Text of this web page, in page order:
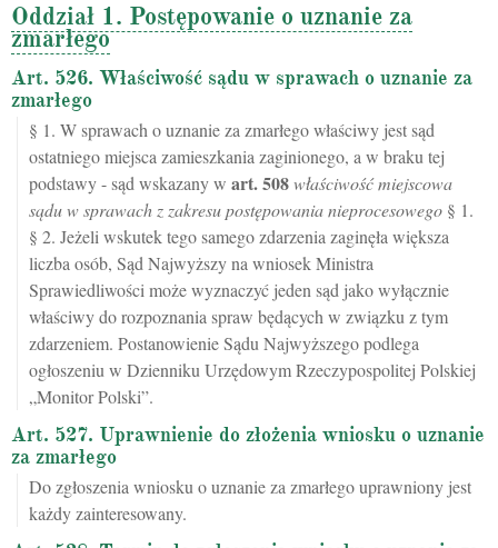
Oddział 1. Postępowanie o uznanie za
zmarłego
Art. 526. Właściwość sądu w sprawach o uznanie za
zmarłego
§ 1. W sprawach o uznanie za zmarłego właściwy jest sąd
ostatniego miejsca zamieszkania zaginionego, a w braku tej
podstawy - sąd wskazany w art.508właściwość miejscowa
sądu w sprawach z zakresu postępowania nieprocesowego § 1.
§ 2. Jeżeli wskutek tego samego zdarzenia zaginęła większa
liczba osób, Sąd Najwyższy na wniosek Ministra
Sprawiedliwości może wyznaczyć jeden sąd jako wyłącznie
właściwy do rozpoznania spraw będących w związku z tym
zdarzeniem. Postanowienie Sądu Najwyższego podlega
ogłoszeniu w Dzienniku Urzędowym Rzeczypospolitej Polskiej
„Monitor Polski”.
Art. 527. Uprawnienie do złożenia wniosku o uznanie
za zmarłego
Do zgłoszenia wniosku o uznanie za zmarłego uprawniony jest
każdy zainteresowany.